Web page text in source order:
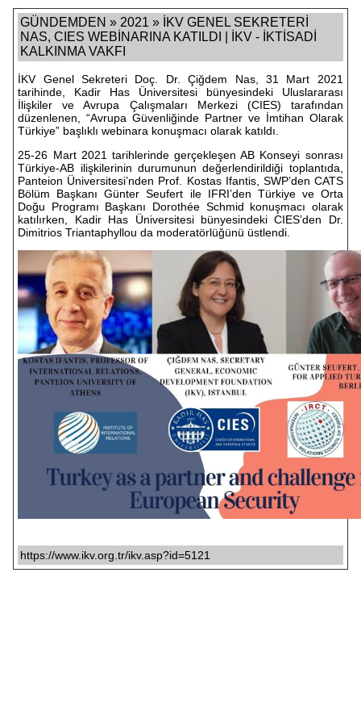
GÜNDEMDEN » 2021 » İKV GENEL SEKRETERİ
NAS, CIES WEBİNARINA KATILDI | İKV - İKTİSADİ
KALKINMA VAKFI
İKV Genel Sekreteri Doç. Dr. Çiğdem Nas, 31 Mart 2021
tarihinde, Kadir Has Üniversitesi bünyesindeki Uluslararası
İlişkiler ve Avrupa Çalışmaları Merkezi (CIES) tarafından
düzenlenen, “Avrupa Güvenliğinde Partner ve İmtihan Olarak
Türkiye” başlıklı webinara konuşmacı olarak katıldı.
25-26 Mart 2021 tarihlerinde gerçekleşen AB Konseyi sonrası
Türkiye-AB ilişkilerinin durumunun değerlendirildiği toplantıda,
Panteion Üniversitesi’nden Prof. Kostas Ifantis, SWP’den CATS
Bölüm Başkanı Günter Seufert ile IFRI’den Türkiye ve Orta
Doğu Programı Başkanı Dorothée Schmid konuşmacı olarak
katılırken, Kadir Has Üniversitesi bünyesindeki CIES’den Dr.
Dimitrios Triantaphyllou da moderatörlüğünü üstlendi.
https://www.ikv.org.tr/ikv.asp?id=5121